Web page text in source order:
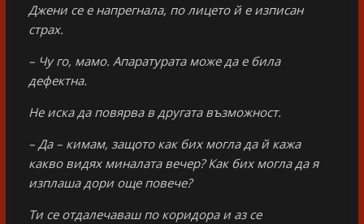
Джени се е напрегнала, по лицето й е изписан
страх.
– Чу го, мамо. Апаратурата може да е била
дефектна.
Не иска да повярва в другата възможност.
– Да – кимам, защото как бих могла да й кажа
какво видях миналата вечер? Как бих могла да я
изплаша дори още повече?
Ти се отдалечаваш по коридора и аз се